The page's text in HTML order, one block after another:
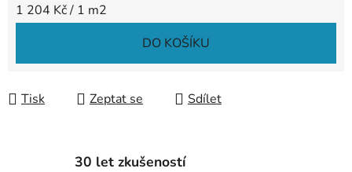
Měrná cena:
1 204 Kč / 1 m2
DO KOŠÍKU
Tisk Zeptat se Sdílet
30 let zkušeností